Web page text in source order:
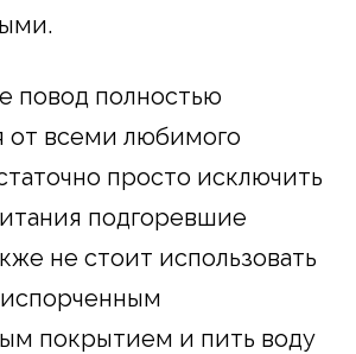
повод полностью
от всеми любимого
просто исключить
подгоревшие
не стоит использовать
покрытием и пить воду